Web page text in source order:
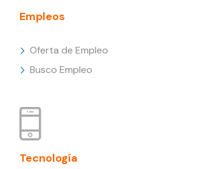
Empleos
Oferta de Empleo
Busco Empleo
Tecnología